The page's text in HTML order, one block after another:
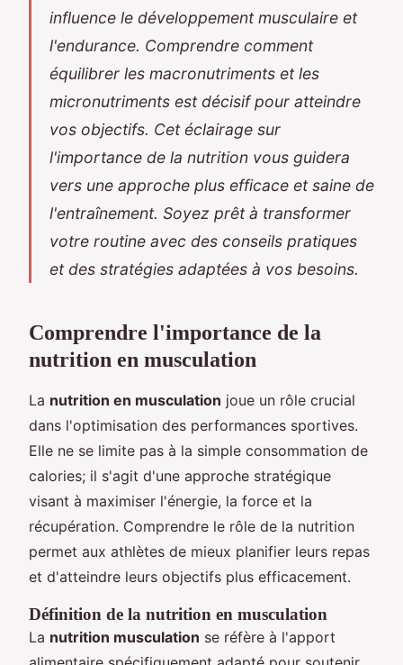
influence le développement musculaire et
l'endurance. Comprendre comment
équilibrer les macronutriments et les
micronutriments est décisif pour atteindre
vos objectifs. Cet éclairage sur
l'importance de la nutrition vous guidera
vers une approche plus efficace et saine de
l'entraînement. Soyez prêt à transformer
votre routine avec des conseils pratiques
et des stratégies adaptées à vos besoins.
Comprendre l'importance de la
nutrition en musculation
La nutrition en musculation joue un rôle crucial
dans l'optimisation des performances sportives.
Elle ne se limite pas à la simple consommation de
calories; il s'agit d'une approche stratégique
visant à maximiser l'énergie, la force et la
récupération. Comprendre le rôle de la nutrition
permet aux athlètes de mieux planifier leurs repas
et d'atteindre leurs objectifs plus efficacement.
Définition de la nutrition en musculation
La nutrition musculation se réfère à l'apport